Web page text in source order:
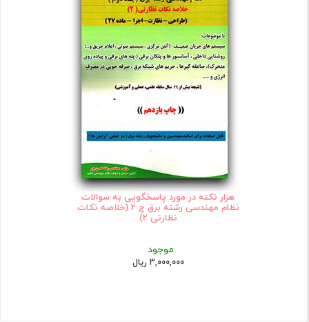
هزار نکته در مورد پاسخگویی به سوالات
نظام مهندسی رشته برق ج 2 (خلاصه نکات
نظارتی 2)
موجود
3,000,000 ریال